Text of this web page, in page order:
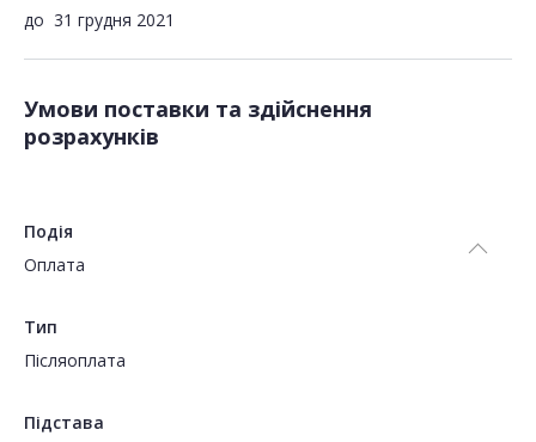
до 31 грудня 2021
Умови поставки та здійснення
розрахунків
Подія
Оплата
Тип
Пiсляоплата
Підстава